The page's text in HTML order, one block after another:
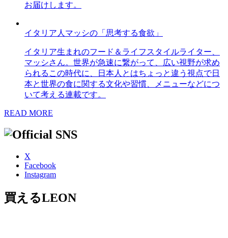
お届けします。
イタリア人マッシの「思考する食欲」
イタリア生まれのフード＆ライフスタイルライター、
マッシさん。世界が急速に繋がって、広い視野が求め
られるこの時代に、日本人とはちょっと違う視点で日
本と世界の食に関する文化や習慣、メニューなどにつ
いて考える連載です。
READ MORE
X
Facebook
Instagram
買えるLEON